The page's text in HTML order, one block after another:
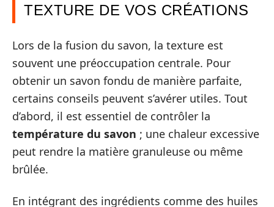
TEXTURE DE VOS CRÉATIONS
Lors de la fusion du savon, la texture est
souvent une préoccupation centrale. Pour
obtenir un savon fondu de manière parfaite,
certains conseils peuvent s’avérer utiles. Tout
d’abord, il est essentiel de contrôler la
température du savon ; une chaleur excessive
peut rendre la matière granuleuse ou même
brûlée.
En intégrant des ingrédients comme des huiles